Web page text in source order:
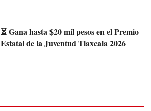
⏳ Gana hasta $20 mil pesos en el Premio
Estatal de la Juventud Tlaxcala 2026